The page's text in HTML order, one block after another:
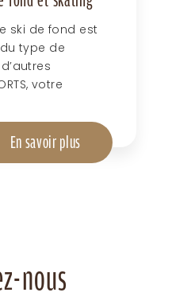
ski de fond est
type de
votre
En savoir plus
nous